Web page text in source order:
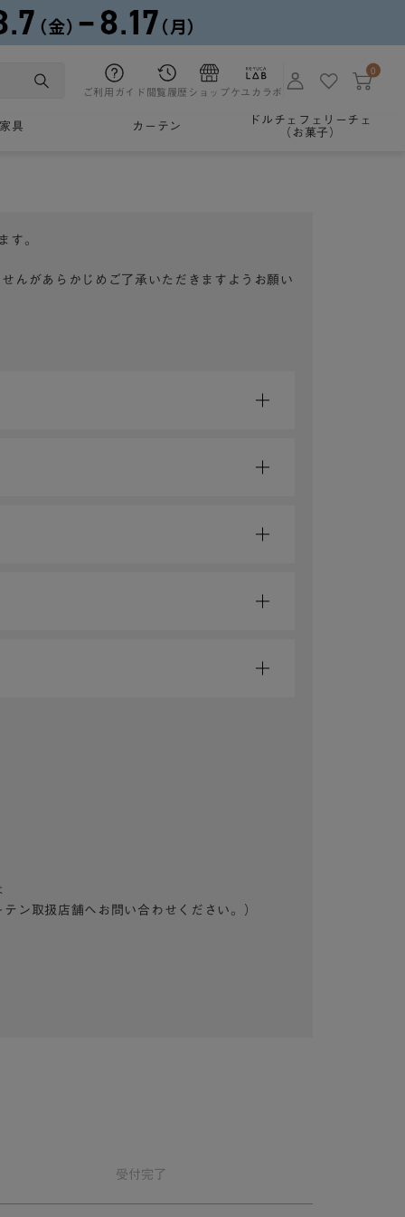
ご利用ガイド 閲覧履歴 ショップケユカラボ
0
家具 カーテン
ドルチェフェリーチェ
（お菓子）
す。
んがあらかじめご了承いただきますようお願い
ン取扱店舗へお問い合わせください。）
受付完了